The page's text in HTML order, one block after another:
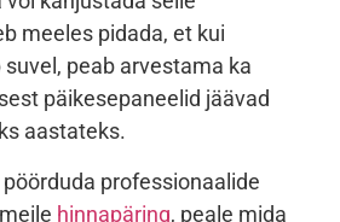
meeles pidada, et kui
peab arvestama ka
päikesepaneelid jäävad
aastateks.
professionaalide
hinnapäring, peale mida